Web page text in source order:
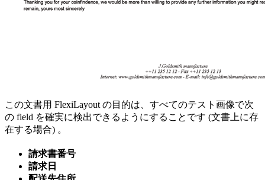
この文書用 FlexiLayout の目的は、すべてのテスト画像で次
の field を確実に検出できるようにすることです (文書上に存
在する場合) 。
請求書番号
請求日